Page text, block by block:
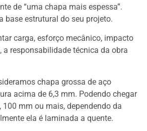
de “uma chapa mais espessa”.
base estrutural do seu projeto.
carga, esforço mecânico, impacto
a responsabilidade técnica da obra
chapa grossa de aço
acima de 6,3 mm. Podendo chegar
mm ou mais, dependendo da
ela é laminada a quente.